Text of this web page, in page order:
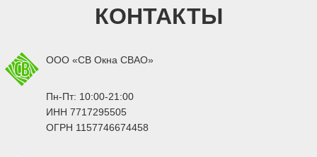
КОНТАКТЫ
ООО «СВ Окна СВАО»
Пн-Пт: 10:00-21:00
ИНН 7717295505
ОГРН 1157746674458